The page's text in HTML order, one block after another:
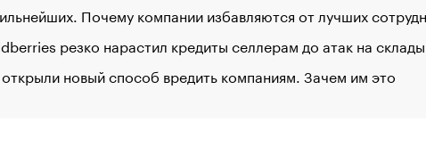
Почему компании избавляются от лучших
резко нарастил кредиты селлерам до атак на склады
новый способ вредить компаниям. Зачем им это